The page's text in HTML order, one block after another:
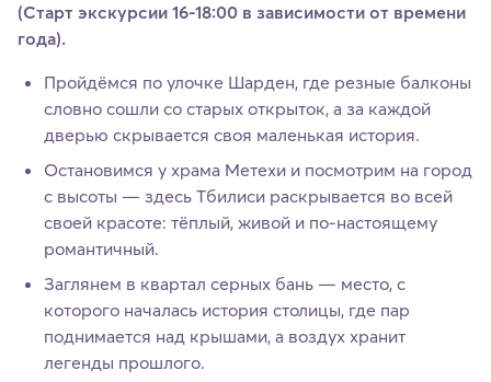
(Старт экскурсии 16-18:00 в зависимости от времени
года).
Пройдёмся по улочке Шарден, где резные балконы
словно сошли со старых открыток, а за каждой
дверью скрывается своя маленькая история.
Остановимся у храма Метехи и посмотрим на город
с высоты — здесь Тбилиси раскрывается во всей
своей красоте: тёплый, живой и по-настоящему
романтичный.
Заглянем в квартал серных бань — место, с
которого началась история столицы, где пар
поднимается над крышами, а воздух хранит
легенды прошлого.